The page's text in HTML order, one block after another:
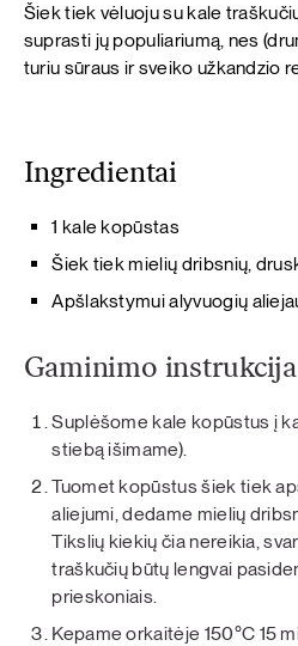
Ingredientai
1 kale kopūstas
Šiek tiek mielių dribsnių,
Apšlakstymui alyvuogių
Gaminimo instrukcija
Suplėšome kale kopūstus į
stiebą išimame).
Tuomet kopūstus šiek tiek
aliejumi, dedame mielių
Tikslių kiekių čia nereikia,
traškučių būtų lengvai
prieskoniais.
Kepame orkaitėje 150°C 15
Šiek tiek vėluoju su kale
suprasti jų populiariumą, nes
turiu sūraus ir sveiko užkandzio